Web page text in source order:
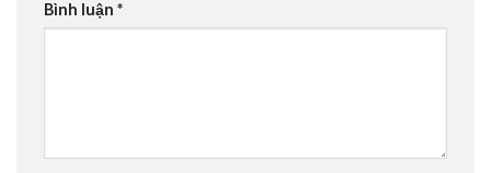
Bình luận *